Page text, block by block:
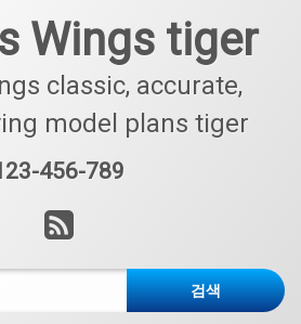
Wings tiger
classic, accurate,
model plans tiger
456-789
RSS